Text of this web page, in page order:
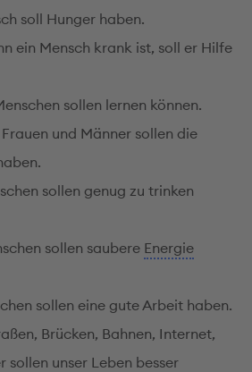
soll Hunger haben.
ein Mensch krank ist, soll er Hilfe
sollen lernen können.
Frauen und Männer sollen die
sollen genug zu trinken
sollen saubere Energie
sollen eine gute Arbeit haben.
Brücken, Bahnen, Internet,
sollen unser Leben besser